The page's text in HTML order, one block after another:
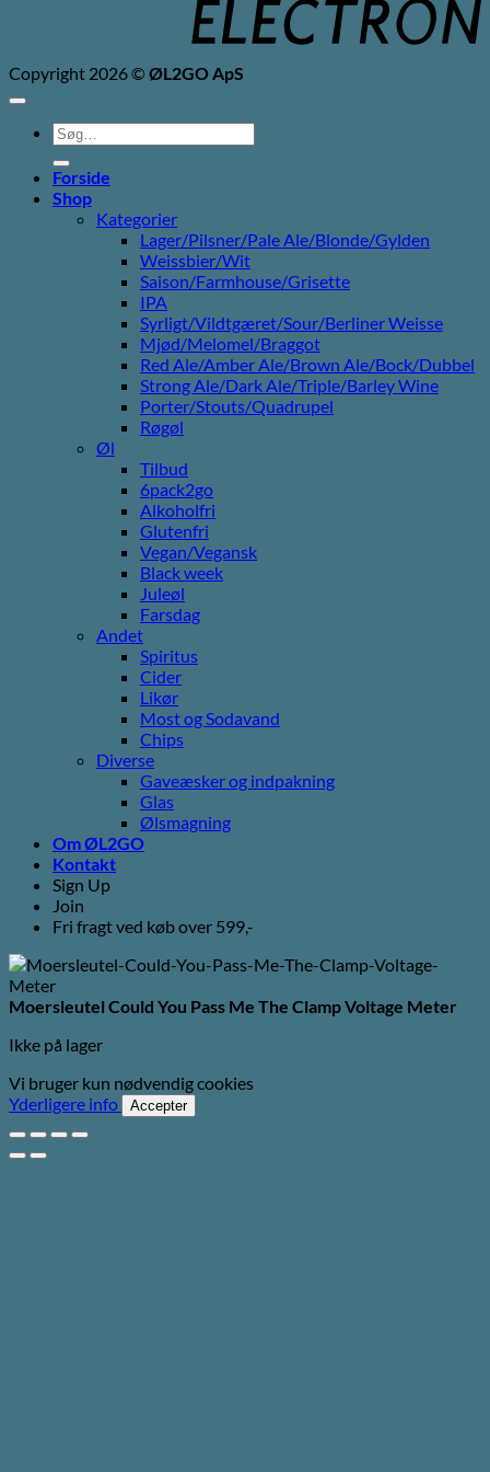
Copyright 2026 ©ØL2GO ApS
Søg
efter:
Forside
Shop
Kategorier
Lager/Pilsner/Pale Ale/Blonde/Gylden
Weissbier/Wit
Saison/Farmhouse/Grisette
IPA
Syrligt/Vildtgæret/Sour/Berliner Weisse
Mjød/Melomel/Braggot
Red Ale/Amber Ale/Brown Ale/Bock/Dubbel
Strong Ale/Dark Ale/Triple/Barley Wine
Porter/Stouts/Quadrupel
Røgøl
Øl
Tilbud
6pack2go
Alkoholfri
Glutenfri
Vegan/Vegansk
Black week
Juleøl
Farsdag
Andet
Spiritus
Cider
Likør
Most og Sodavand
Chips
Diverse
Gaveæsker og indpakning
Glas
Ølsmagning
Om ØL2GO
Kontakt
Sign Up
Join
Fri fragt ved køb over 599,-
Moersleutel Could You Pass Me The Clamp Voltage Meter
Ikke på lager
Vi bruger kun nødvendig cookies
Yderligere info
Accepter